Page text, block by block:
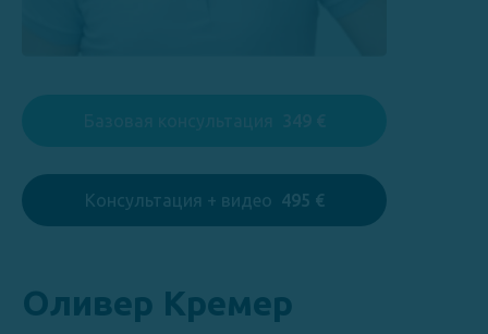
Консультация + видео 495 €
Оливер Кремер